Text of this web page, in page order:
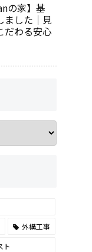
の家】基
ました｜見
だわる安心
外構工事
ト